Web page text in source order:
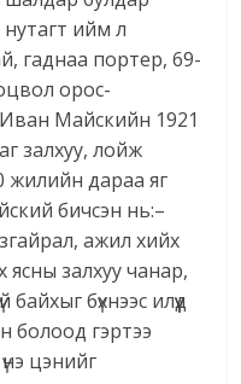
ийм л
гаднаа портер, 69-
орос-
Майскийн 1921
залхуу, лойж
жилийн дараа яг
бичсэн нь:–
ажил хийх
ясны залхуу чанар,
бүхнээс илүүд
болоод гэртээ
цэнийг